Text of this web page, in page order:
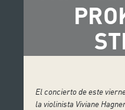
El concierto de este
la violinista Viviane